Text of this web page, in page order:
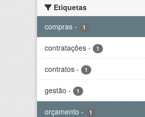
Etiquetas
compras - 1
contratações - 1
contratos - 1
gestão - 1
orçamento - 1